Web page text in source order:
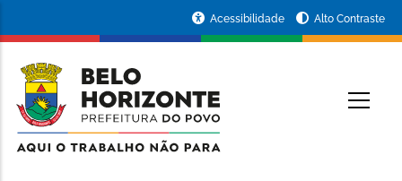
conteúdo
principal
da
Prefeitura
de
Acessibilidade Alto Contraste